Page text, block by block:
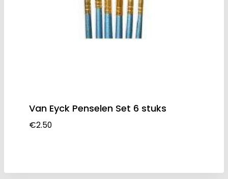
Van Eyck Penselen Set 6 stuks
€2.50